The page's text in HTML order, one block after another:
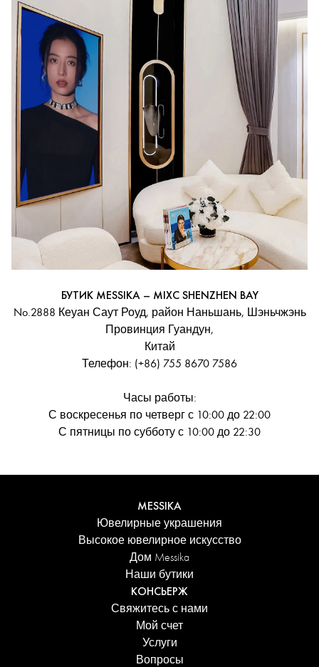
БУТИК MESSIKA – MIXC SHENZHEN BAY
No.2888 Кеуан Саут Роуд, район Наньшань, Шэньчжэнь
Провинция Гуандун,
Китай
Телефон: (+86) 755 8670 7586
Часы работы:
С воскресенья по четверг с 10:00 до 22:00
С пятницы по субботу с 10:00 до 22:30
MESSIKA
Ювелирные украшения
Высокое ювелирное искусство
Дом Messika
Наши бутики
КОНСЬЕРЖ
Свяжитесь с нами
Мой счет
Услуги
Вопросы